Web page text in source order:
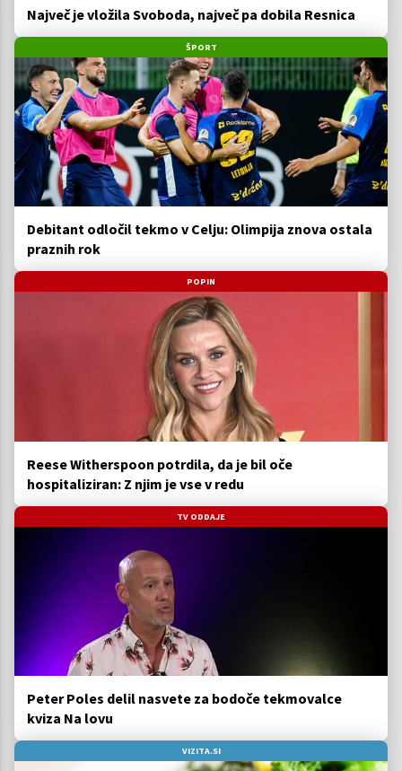
Največ je vložila Svoboda, največ pa dobila Resnica
ŠPORT
Debitant odločil tekmo v Celju: Olimpija znova ostala
praznih rok
POPIN
Reese Witherspoon potrdila, da je bil oče
hospitaliziran: Z njim je vse v redu
TV ODDAJE
Peter Poles delil nasvete za bodoče tekmovalce
kviza Na lovu
VIZITA.SI